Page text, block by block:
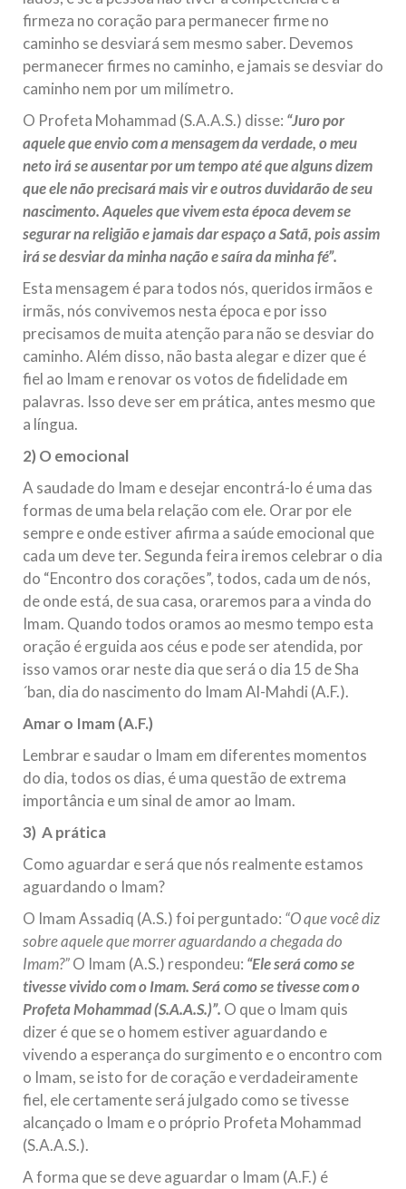
firmeza no coração para permanecer firme no
caminho se desviará sem mesmo saber. Devemos
permanecer firmes no caminho, e jamais se desviar do
caminho nem por um milímetro.
O Profeta Mohammad (S.A.A.S.) disse: “Juro por
aquele que envio com a mensagem da verdade, o meu
neto irá se ausentar por um tempo até que alguns dizem
que ele não precisará mais vir e outros duvidarão de seu
nascimento. Aqueles que vivem esta época devem se
segurar na religião e jamais dar espaço a Satã, pois assim
irá se desviar da minha nação e saíra da minha fé”.
Esta mensagem é para todos nós, queridos irmãos e
irmãs, nós convivemos nesta época e por isso
precisamos de muita atenção para não se desviar do
caminho. Além disso, não basta alegar e dizer que é
fiel ao Imam e renovar os votos de fidelidade em
palavras. Isso deve ser em prática, antes mesmo que
a língua.
2) O emocional
A saudade do Imam e desejar encontrá-lo é uma das
formas de uma bela relação com ele. Orar por ele
sempre e onde estiver afirma a saúde emocional que
cada um deve ter. Segunda feira iremos celebrar o dia
do “Encontro dos corações”, todos, cada um de nós,
de onde está, de sua casa, oraremos para a vinda do
Imam. Quando todos oramos ao mesmo tempo esta
oração é erguida aos céus e pode ser atendida, por
isso vamos orar neste dia que será o dia 15 de Sha
´ban, dia do nascimento do Imam Al-Mahdi (A.F.).
Amar o Imam (A.F.)
Lembrar e saudar o Imam em diferentes momentos
do dia, todos os dias, é uma questão de extrema
importância e um sinal de amor ao Imam.
3) A prática
Como aguardar e será que nós realmente estamos
aguardando o Imam?
O Imam Assadiq (A.S.) foi perguntado: “O que você diz
sobre aquele que morrer aguardando a chegada do
Imam?”O Imam (A.S.) respondeu: “Ele será como se
tivesse vivido com o Imam. Será como se tivesse com o
Profeta Mohammad (S.A.A.S.)”. O que o Imam quis
dizer é que se o homem estiver aguardando e
vivendo a esperança do surgimento e o encontro com
o Imam, se isto for de coração e verdadeiramente
fiel, ele certamente será julgado como se tivesse
alcançado o Imam e o próprio Profeta Mohammad
(S.A.A.S.).
A forma que se deve aguardar o Imam (A.F.) é